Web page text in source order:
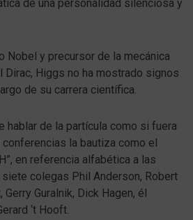
de una personalidad silenciosa y
Nobel y precursor de la mecánica
Dirac, Higgs no ha mostrado signos
de su carrera científica.
hablar de la partícula como si fuera
la bautiza como el
en referencia alfabética a las
colegas Phil Anderson, Robert
Gerry Guralnik, Dick Hagen, él
‘t Hooft.